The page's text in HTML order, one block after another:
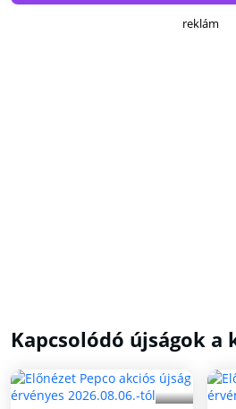
reklám
Kapcsolódó újságok a